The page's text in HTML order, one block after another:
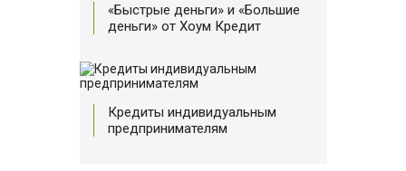
«Быстрые деньги» и «Большие
деньги» от Хоум Кредит
Кредиты индивидуальным
предпринимателям